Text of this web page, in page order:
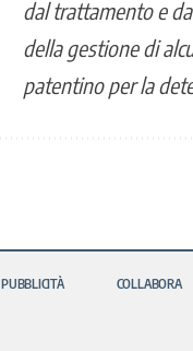
dal trattamento e
della gestione di
patentino per la
PUBBLICITÀ COLLABORA